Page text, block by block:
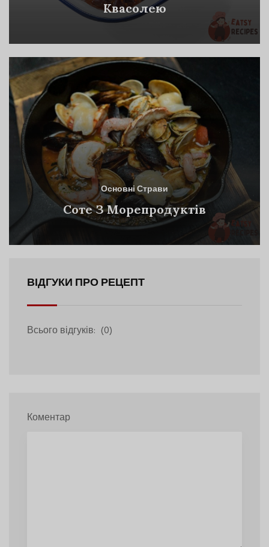
Квасолею
Основні Страви
Соте З Морепродуктів
ВІДГУКИ ПРО РЕЦЕПТ
Всього відгуків: (0)
Коментар